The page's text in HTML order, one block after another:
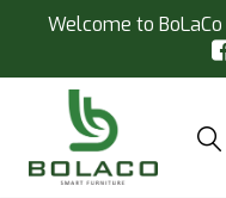
Welcome to